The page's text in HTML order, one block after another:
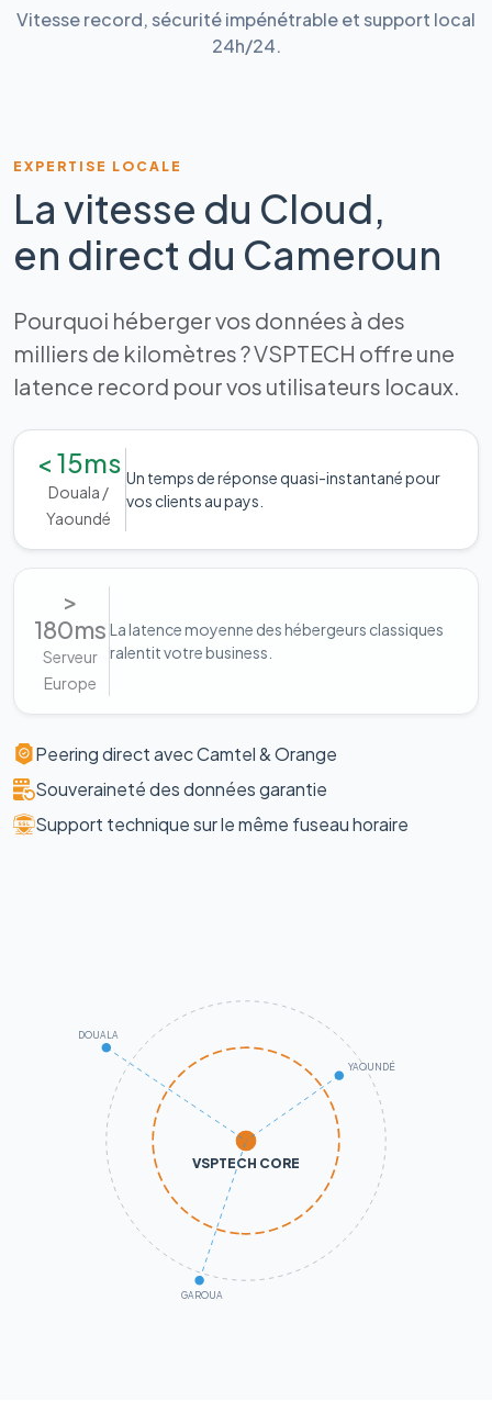
Vitesse record, sécurité impénétrable et support local
24h/24.
EXPERTISE LOCALE
La vitesse du Cloud,
en direct du Cameroun
Pourquoi héberger vos données à des
milliers de kilomètres ? VSPTECH offre une
latence record pour vos utilisateurs locaux.
< 15ms
Douala /
Yaoundé
Un temps de réponse quasi-instantané pour
vos clients au pays.
>
180ms
Serveur
Europe
La latence moyenne des hébergeurs classiques
ralentit votre business.
Peering direct avec Camtel & Orange
Souveraineté des données garantie
Support technique sur le même fuseau horaire
VSPTECH CORE
DOUALA
YAOUNDÉ
GAROUA